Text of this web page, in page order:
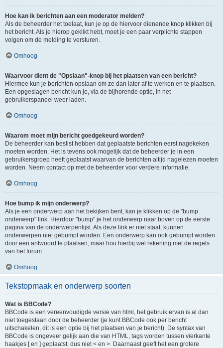
Hoe kan ik berichten aan een moderator melden?
Als de beheerder het toelaat, kun je op de hiervoor dienende knop klikken bij
het bericht. Als je hierop geklikt hebt, moet je een paar verplichte stappen
volgen om de melding te versturen.
Omhoog
Waarvoor dient de "Opslaan"-knop bij het plaatsen van een bericht?
Hiermee kun je berichten opslaan om ze dan later af te werken en te plaatsen.
Een opgeslagen bericht kun je, via de bijhorende optie, in het
gebruikerspaneel weer laden.
Omhoog
Waarom moet mijn bericht goedgekeurd worden?
De beheerder kan beslist hebben dat geplaatste berichten eerst nagekeken
moeten worden. Het is tevens ook mogelijk dat de beheerder je in een
gebruikersgroep heeft geplaatst waarvan de berichten altijd nagelezen moeten
worden. Neem contact op met de beheerder voor verdere informatie.
Omhoog
Hoe bump ik mijn onderwerp?
Als je een onderwerp aan het bekijken bent, kan je klikken op de "bump
onderwerp" link. Hierdoor "bump" je het onderwerp naar boven op de eerste
pagina van de onderwerpenlijst. Als deze link er niet staat, kunnen
onderwerpen niet gebumpt worden. Een onderwerp kan ook gebumpt worden
door een antwoord te plaatsen, maar hou hierbij wel rekening met de regels
van het forum.
Omhoog
Tekstopmaak en onderwerp soorten
Wat is BBCode?
BBCode is een vereenvoudigde versie van html, het gebruik ervan is al dan
niet toegestaan door de beheerder (je kunt BBCode ook per bericht
uitschakelen, dit is een optie bij het plaatsen van je bericht). De syntax van
BBCode is ongeveer gelijk aan die van HTML, tags worden tussen vierkante
haakjes [ en ] geplaatst, dus niet < en >. Daarnaast geeft het een grotere